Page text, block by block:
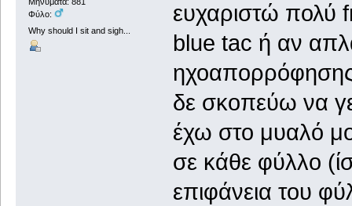
Φύλο:
Why should I sit and sigh...
ευχαριστώ πολύ
blue tac ή αν
δε σκοπεύω να
έχω στο μυαλό
σε κάθε φύλλο
επιφάνεια του